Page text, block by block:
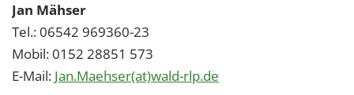
Jan Mähser
Tel.: 06542 969360-23
Mobil: 0152 28851 573
E-Mail: Jan.Maehser(at)wald-rlp.de